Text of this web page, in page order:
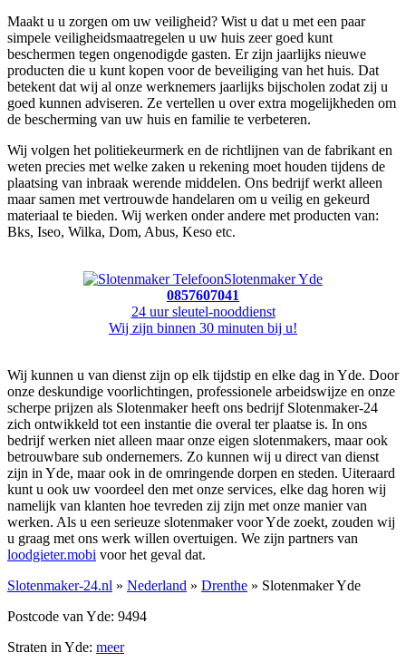
Maakt u u zorgen om uw veiligheid? Wist u dat u met een paar
simpele veiligheidsmaatregelen u uw huis zeer goed kunt
beschermen tegen ongenodigde gasten. Er zijn jaarlijks nieuwe
producten die u kunt kopen voor de beveiliging van het huis. Dat
betekent dat wij al onze werknemers jaarlijks bijscholen zodat zij u
goed kunnen adviseren. Ze vertellen u over extra mogelijkheden om
de bescherming van uw huis en familie te verbeteren.
Wij volgen het politiekeurmerk en de richtlijnen van de fabrikant en
weten precies met welke zaken u rekening moet houden tijdens de
plaatsing van inbraak werende middelen. Ons bedrijf werkt alleen
maar samen met vertrouwde handelaren om u veilig en gekeurd
materiaal te bieden. Wij werken onder andere met producten van:
Bks, Iseo, Wilka, Dom, Abus, Keso etc.
Slotenmaker Yde
0857607041
24 uur sleutel-nooddienst
Wij zijn binnen 30 minuten bij u!
Wij kunnen u van dienst zijn op elk tijdstip en elke dag in Yde. Door
onze deskundige voorlichtingen, professionele arbeidswijze en onze
scherpe prijzen als Slotenmaker heeft ons bedrijf Slotenmaker-24
zich ontwikkeld tot een instantie die overal ter plaatse is. In ons
bedrijf werken niet alleen maar onze eigen slotenmakers, maar ook
betrouwbare sub ondernemers. Zo kunnen wij u direct van dienst
zijn in Yde, maar ook in de omringende dorpen en steden. Uiteraard
kunt u ook uw voordeel den met onze services, elke dag horen wij
namelijk van klanten hoe tevreden zij zijn met onze manier van
werken. Als u een serieuze slotenmaker voor Yde zoekt, zouden wij
u graag met ons werk willen overtuigen. We zijn partners van
loodgieter.mobi voor het geval dat.
Slotenmaker-24.nl » Nederland » Drenthe » Slotenmaker Yde
Postcode van Yde: 9494
Straten in Yde: meer